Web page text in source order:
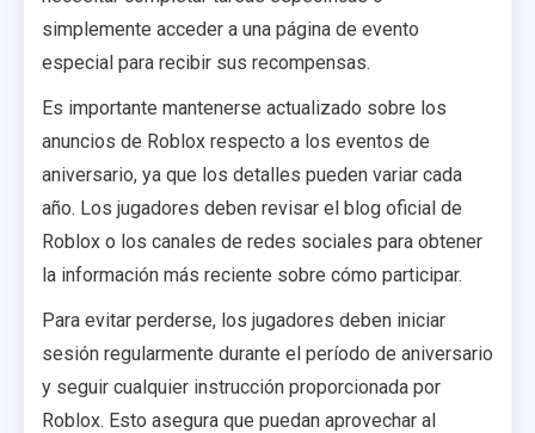
simplemente acceder a una página de evento
especial para recibir sus recompensas.
Es importante mantenerse actualizado sobre los
anuncios de Roblox respecto a los eventos de
aniversario, ya que los detalles pueden variar cada
año. Los jugadores deben revisar el blog oficial de
Roblox o los canales de redes sociales para obtener
la información más reciente sobre cómo participar.
Para evitar perderse, los jugadores deben iniciar
sesión regularmente durante el período de aniversario
y seguir cualquier instrucción proporcionada por
Roblox. Esto asegura que puedan aprovechar al